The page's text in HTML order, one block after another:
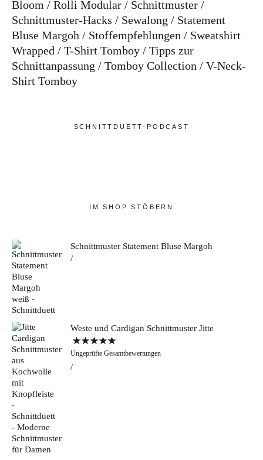
Bloom Rolli Modular
Schnittmuster
Schnittmuster-Hacks
Sewalong
Statement
Bluse Margoh
Stoffempfehlungen
Sweatshirt
Wrapped
T-Shirt Tomboy
Tipps zur
Schnittanpassung
Tomboy Collection
V-Neck-
Shirt Tomboy
SCHNITTDUETT-PODCAST
IM SHOP STÖBERN
Schnittmuster Statement Bluse Margoh
Weste und Cardigan Schnittmuster Jitte
Bewertet mit
5.00von 5
Ungeprüfte Gesamtbewertungen